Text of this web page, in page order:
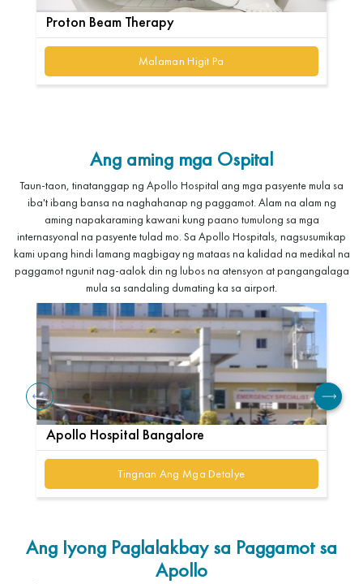
Proton Beam Therapy
Malaman Higit Pa
Ang aming mga Ospital
Taun-taon, tinatanggap ng Apollo Hospital ang mga pasyente mula sa
iba't ibang bansa na naghahanap ng paggamot. Alam na alam ng
aming napakaraming kawani kung paano tumulong sa mga
internasyonal na pasyente tulad mo. Sa Apollo Hospitals, nagsusumikap
kami upang hindi lamang magbigay ng mataas na kalidad na medikal na
paggamot ngunit nag-aalok din ng lubos na atensyon at pangangalaga
mula sa sandaling dumating ka sa airport.
Imahen
Apollo Hospital Bangalore
Tingnan Ang Mga Detalye
Ang Iyong Paglalakbay sa Paggamot sa
Apollo